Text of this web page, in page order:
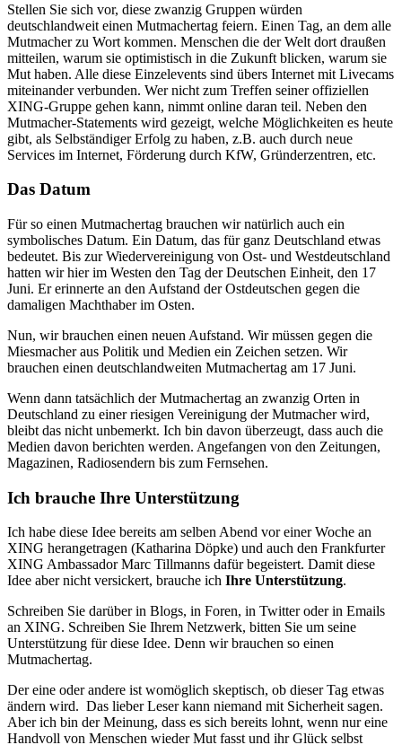
Stellen Sie sich vor, diese zwanzig Gruppen würden
deutschlandweit einen Mutmachertag feiern. Einen Tag, an dem alle
Mutmacher zu Wort kommen. Menschen die der Welt dort draußen
mitteilen, warum sie optimistisch in die Zukunft blicken, warum sie
Mut haben. Alle diese Einzelevents sind übers Internet mit Livecams
miteinander verbunden. Wer nicht zum Treffen seiner offiziellen
XING-Gruppe gehen kann, nimmt online daran teil. Neben den
Mutmacher-Statements wird gezeigt, welche Möglichkeiten es heute
gibt, als Selbständiger Erfolg zu haben, z.B. auch durch neue
Services im Internet, Förderung durch KfW, Gründerzentren, etc.
Das Datum
Für so einen Mutmachertag brauchen wir natürlich auch ein
symbolisches Datum. Ein Datum, das für ganz Deutschland etwas
bedeutet. Bis zur Wiedervereinigung von Ost- und Westdeutschland
hatten wir hier im Westen den Tag der Deutschen Einheit, den 17
Juni. Er erinnerte an den Aufstand der Ostdeutschen gegen die
damaligen Machthaber im Osten.
Nun, wir brauchen einen neuen Aufstand. Wir müssen gegen die
Miesmacher aus Politik und Medien ein Zeichen setzen. Wir
brauchen einen deutschlandweiten Mutmachertag am 17 Juni.
Wenn dann tatsächlich der Mutmachertag an zwanzig Orten in
Deutschland zu einer riesigen Vereinigung der Mutmacher wird,
bleibt das nicht unbemerkt. Ich bin davon überzeugt, dass auch die
Medien davon berichten werden. Angefangen von den Zeitungen,
Magazinen, Radiosendern bis zum Fernsehen.
Ich brauche Ihre Unterstützung
Ich habe diese Idee bereits am selben Abend vor einer Woche an
XING herangetragen (Katharina Döpke) und auch den Frankfurter
XING Ambassador Marc Tillmanns dafür begeistert. Damit diese
Idee aber nicht versickert, brauche ich Ihre Unterstützung.
Schreiben Sie darüber in Blogs, in Foren, in Twitter oder in Emails
an XING. Schreiben Sie Ihrem Netzwerk, bitten Sie um seine
Unterstützung für diese Idee. Denn wir brauchen so einen
Mutmachertag.
Der eine oder andere ist womöglich skeptisch, ob dieser Tag etwas
ändern wird. Das lieber Leser kann niemand mit Sicherheit sagen.
Aber ich bin der Meinung, dass es sich bereits lohnt, wenn nur eine
Handvoll von Menschen wieder Mut fasst und ihr Glück selbst